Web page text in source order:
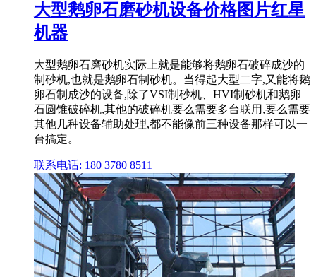
大型鹅卵石磨砂机设备价格图片红星
机器
大型鹅卵石磨砂机实际上就是能够将鹅卵石破碎成沙的
制砂机,也就是鹅卵石制砂机。当得起大型二字,又能将鹅
卵石制成沙的设备,除了VSI制砂机、HVI制砂机和鹅卵
石圆锥破碎机,其他的破碎机要么需要多台联用,要么需要
其他几种设备辅助处理,都不能像前三种设备那样可以一
台搞定。
联系电话: 180 3780 8511